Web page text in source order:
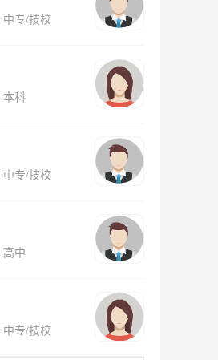
中专/技校
本科
中专/技校
高中
中专/技校